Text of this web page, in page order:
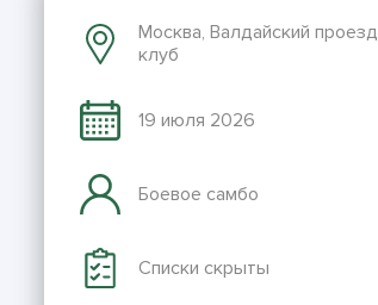
Москва, Валдайский
клуб
19 июля 2026
Боевое самбо
Списки скрыты